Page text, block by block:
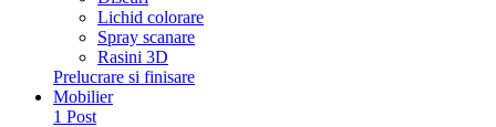
Lichid colorare
Spray scanare
Rasini 3D
Prelucrare si finisare
Mobilier
1 Post